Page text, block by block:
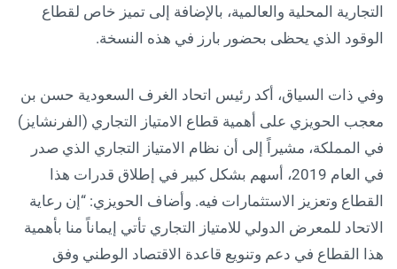
التجارية المحلية والعالمية، بالإضافة إلى تميز خاص لقطاع
الوقود الذي يحظى بحضور بارز في هذه النسخة.
وفي ذات السياق، أكد رئيس اتحاد الغرف السعودية حسن بن
معجب الحويزي على أهمية قطاع الامتياز التجاري (الفرنشايز)
في المملكة، مشيراً إلى أن نظام الامتياز التجاري الذي صدر
في العام 2019، أسهم بشكل كبير في إطلاق قدرات هذا
القطاع وتعزيز الاستثمارات فيه. وأضاف الحويزي: “إن رعاية
الاتحاد للمعرض الدولي للامتياز التجاري تأتي إيماناً منا بأهمية
هذا القطاع في دعم وتنويع قاعدة الاقتصاد الوطني وفق